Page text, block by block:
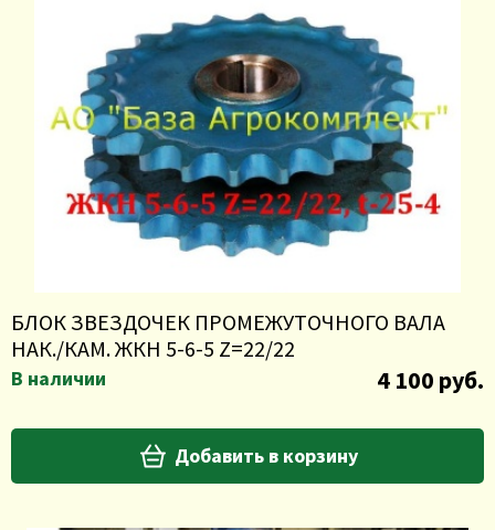
БЛОК ЗВЕЗДОЧЕК ПРОМЕЖУТОЧНОГО ВАЛА
НАК./КАМ. ЖКН 5-6-5 Z=22/22
В наличии 4 100 руб.
Добавить в корзину